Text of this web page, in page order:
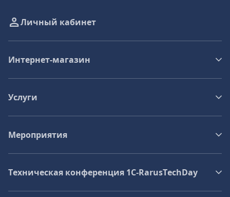
Личный кабинет
Интернет-магазин
Услуги
Мероприятия
Техническая конференция 1C‑RarusTechDay